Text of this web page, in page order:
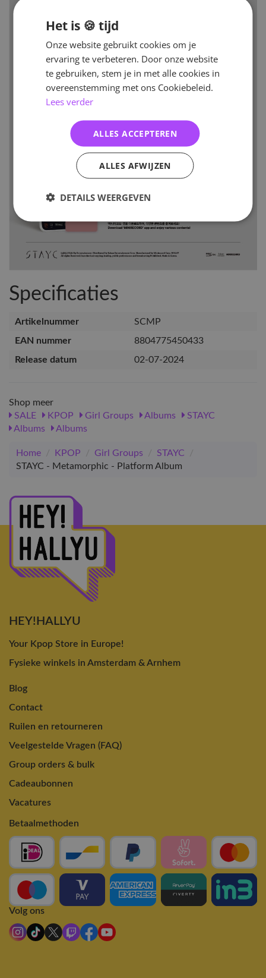
Specificaties
Artikelnummer
SCMP
EAN nummer
8804775450433
Release datum
02-07-2024
Shop meer
SALE
KPOP Girl Groups Albums
STAYC
Albums
Albums
Home / KPOP / Girl Groups / STAYC
/
STAYC - Metamorphic - Platform Album
HEY!HALLYU
Your Kpop Store in Europe!
Fysieke winkels in Amsterdam & Arnhem
Blog
Contact
Ruilen en retourneren
Veelgestelde Vragen (FAQ)
Group orders & bulk
Cadeaubonnen
Vacatures
Betaalmethoden
Volg ons
Het is 🍪 tijd
Onze website gebruikt cookies om je
ervaring te verbeteren. Door onze website
te gebruiken, stem je in met alle cookies in
overeenstemming met ons Cookiebeleid.
Lees verder
ALLES ACCEPTEREN
ALLES AFWIJZEN
DETAILS WEERGEVEN